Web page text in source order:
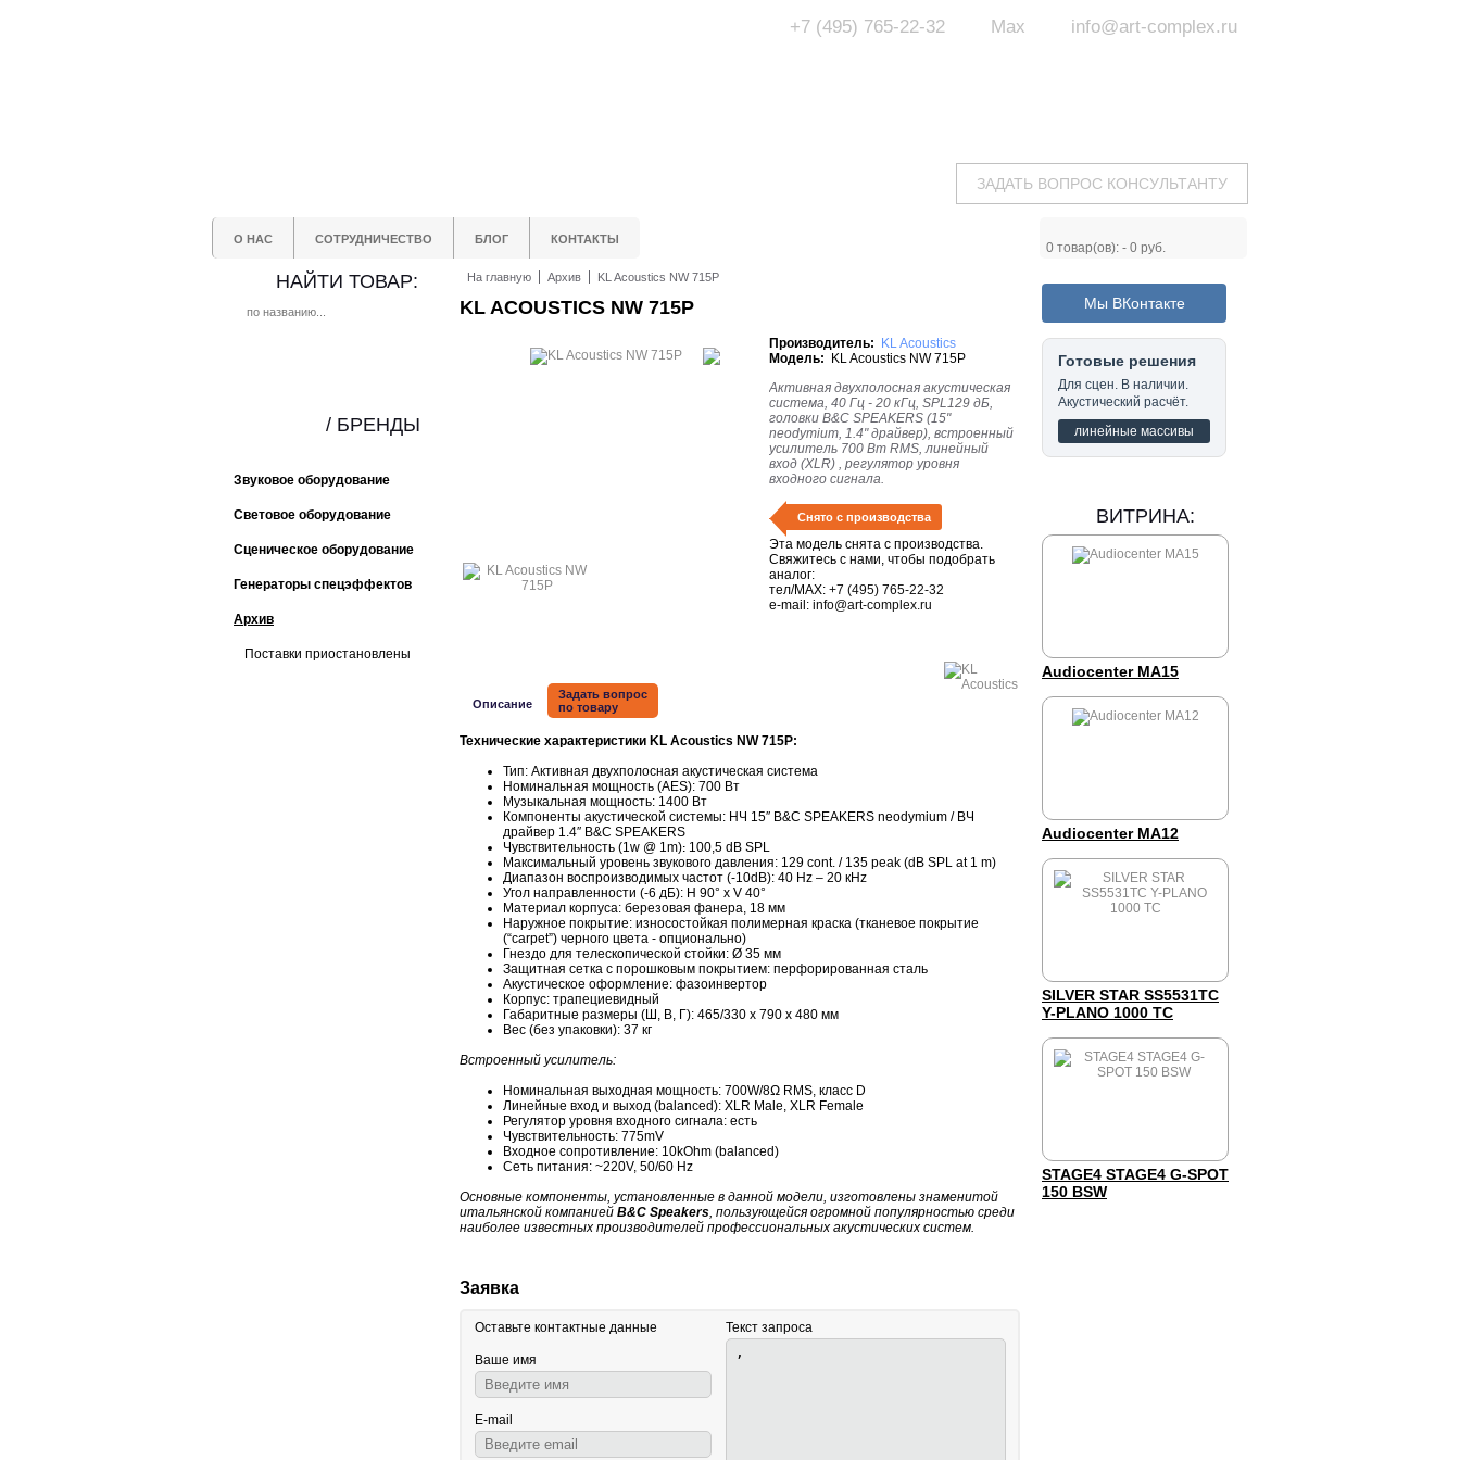
info@art-complex.ru
Max
+7 (495) 765-22-32
ЗАДАТЬ ВОПРОС КОНСУЛЬТАНТУ
О НАС СОТРУДНИЧЕСТВО БЛОГ КОНТАКТЫ
0 товар(ов): - 0 руб.
НАЙТИ ТОВАР:
Звуковое оборудование
Световое оборудование
Сценическое оборудование
Генераторы спецэффектов
Архив
Поставки приостановлены
/ БРЕНДЫ
На главную Архив KL Acoustics NW 715P
KL ACOUSTICS NW 715P
Производитель:
KL Acoustics
Модель: KL Acoustics NW 715P
Активная двухполосная акустическая
система, 40 Гц - 20 кГц, SPL129 дБ,
головки B&C SPEAKERS (15"
neodymium, 1.4" драйвер), встроенный
усилитель 700 Вт RMS, линейный
вход (XLR) , регулятор уровня
входного cигнала.
Снято с производства
Эта модель снята с производства.
Свяжитесь с нами, чтобы подобрать
аналог:
тел/MAX: +7 (495) 765-22-32
e-mail: info@art-complex.ru
Описание
Задать вопрос
по товару
Технические характеристики KL Acoustics NW 715P:
Тип: Активная двухполосная акустическая система
Номинальная мощность (AES): 700 Вт
Музыкальная мощность: 1400 Вт
Компоненты акустической системы: НЧ 15″ B&C SPEAKERS neodymium / BЧ
драйвер 1.4″ B&C SPEAKERS
Чувствительность (1w @ 1m): 100,5 dB SPL
Максимальный уровень звукового давления: 129 cont. / 135 peak (dB SPL at 1 m)
Диапазон воспроизводимых частот (-10dB): 40 Hz – 20 кHz
Угол направленности (-6 дБ): H 90° x V 40°
Материал корпуса: березовая фанера, 18 мм
Наружное покрытие: износостойкая полимерная краска (тканевое покрытие
(“carpet”) черного цвета - опционально)
Гнездо для телескопической стойки: Ø 35 мм
Защитная сетка с порошковым покрытием: перфорированная сталь
Акустическое оформление: фазоинвертор
Корпус: трапециевидный
Габаритные размеры (Ш, В, Г): 465/330 х 790 х 480 мм
Вес (без упаковки): 37 кг
Встроенный усилитель:
Номинальная выходная мощность: 700W/8Ω RMS, класс D
Линейные вход и выход (balanced): XLR Male, XLR Female
Регулятор уровня входного сигнала: есть
Чувствительность: 775mV
Входное сопротивление: 10kOhm (balanced)
Сеть питания: ~220V, 50/60 Hz
Основные компоненты, установленные в данной модели, изготовлены знаменитой
итальянской компанией B&C Speakers, пользующейся огромной популярностью среди
наиболее известных производителей профессиональных акустических систем.
Заявка
Оставьте контактные данные
Ваше имя
E-mail
Текст запроса
Мы ВКонтакте
Готовые решения
Для сцен. В наличии.
Акустический расчёт.
линейные массивы
ВИТРИНА:
Audiocenter MA15
Audiocenter MA12
SILVER STAR SS5531TC
Y-PLANO 1000 TC
STAGE4 STAGE4 G-SPOT
150 BSW